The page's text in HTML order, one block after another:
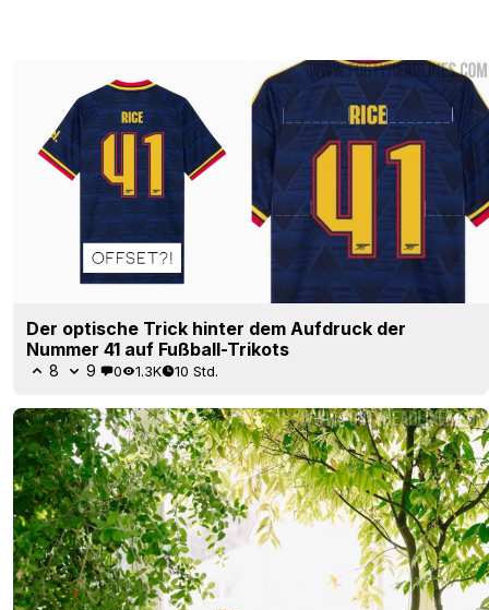
Der optische Trick hinter dem Aufdruck der
Nummer 41 auf Fußball-Trikots
8 9 0 1.3K 10 Std.